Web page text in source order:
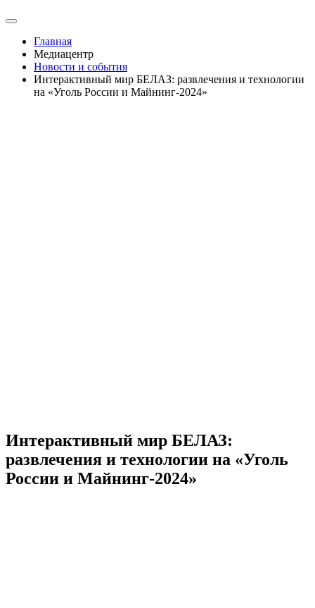
Главная
Медиацентр
Новости и события
Интерактивный мир БЕЛАЗ: развлечения и технологии
на «Уголь России и Майнинг-2024»
Интерактивный мир БЕЛАЗ:
развлечения и технологии на «Уголь
России и Майнинг-2024»